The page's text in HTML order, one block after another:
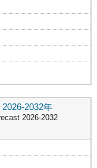
2032年
2026-2032